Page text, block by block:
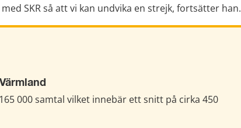
SKR så att vi kan undvika en strejk, fortsätter han.
000 samtal vilket innebär ett snitt på cirka 450